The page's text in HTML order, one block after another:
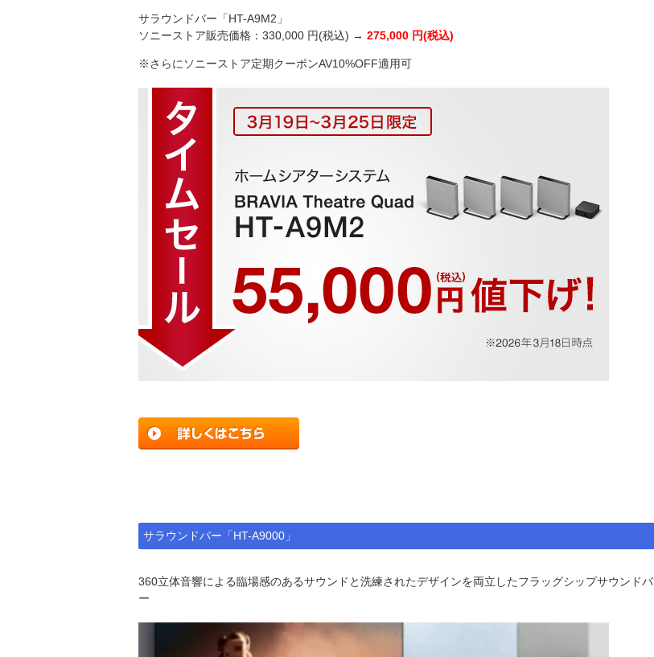
サラウンドバー「HT-A9M2」
ソニーストア販売価格：330,000 円(税込) → 275,000 円(税込)
※さらにソニーストア定期クーポンAV10%OFF適用可
サラウンドバー「HT-A9000」
360立体音響による臨場感のあるサウンドと洗練されたデザインを両立したフラッグシップサウンドバ
ー